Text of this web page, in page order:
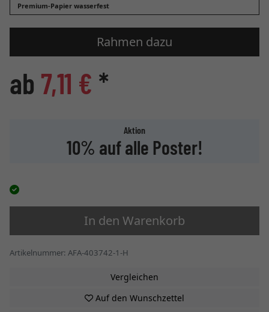
Premium-Papier wasserfest
Rahmen dazu
ab 7,11 € *
Aktion
10% auf alle Poster!
In den Warenkorb
Artikelnummer: AFA-403742-1-H
Vergleichen
Auf den Wunschzettel